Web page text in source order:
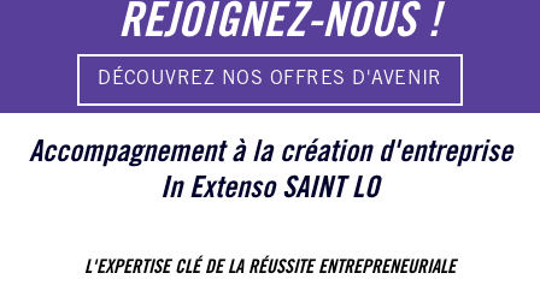
REJOIGNEZ-NOUS !
DÉCOUVREZ NOS OFFRES D'AVENIR
Accompagnement à la création d'entreprise
In Extenso SAINT LO
L'EXPERTISE CLÉ DE LA RÉUSSITE ENTREPRENEURIALE